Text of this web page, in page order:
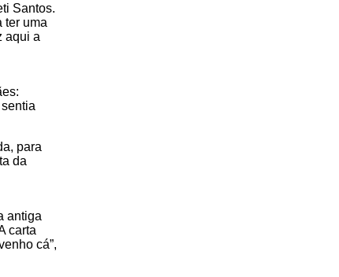
Santos.
ter uma
aqui a
para
da
antiga
carta
cá”,